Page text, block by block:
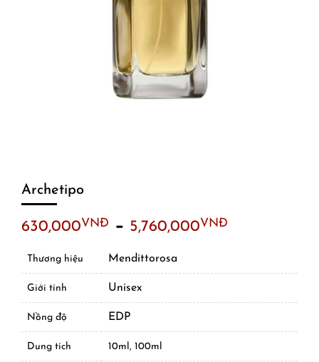
Archetipo
630,000VNĐ – 5,760,000VNĐ
Thương hiệu Mendittorosa
Giới tính Unisex
Nồng độ EDP
Dung tích 10ml, 100ml